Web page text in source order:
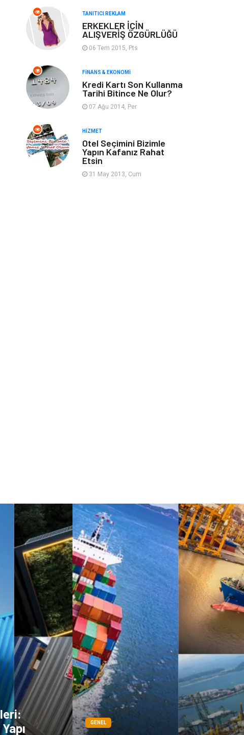
Emlak
Ev İşleri Organizasyon
Sigorta Aksesuar
Mobilya Astroloji
Bebek Giyim
Doğal Enerji
TANITICI REKLAM
ERKEKLER İÇİN
ALIŞVERİŞ ÖZGÜRLÜĞÜ
06 Tem 2015, Pts
FINANS & EKONOMI
Kredi Kartı Son Kullanma
Tarihi Bitince Ne Olur?
07 Ağu 2014, Per
HIZMET
Otel Seçimini Bizimle
Yapın Kafanız Rahat
Etsin
31 May 2013, Cum
GENEL